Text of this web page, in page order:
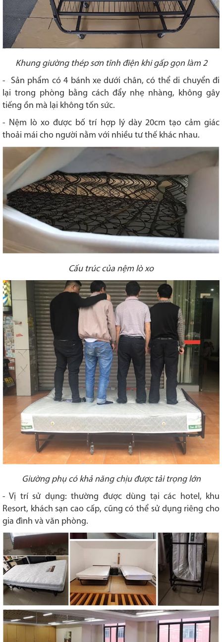
Khung giường thép sơn tĩnh điện khi gấp gọn làm 2
- Sản phẩm có 4 bánh xe dưới chân, có thể di chuyển đi
lại trong phòng bằng cách đẩy nhẹ nhàng, không gây
tiếng ồn mà lại không tốn sức.
- Nệm lò xo được bố trí hợp lý dày 20cm tạo cảm giác
thoải mái cho người nằm với nhiều tư thế khác nhau.
Cấu trúc của nệm lò xo
Giường phụ có khả năng chịu được tải trọng lớn
- Vị trí sử dụng: thường được dùng tại các hotel, khu
Resort, khách sạn cao cấp, cũng có thể sử dụng riêng cho
gia đình và văn phòng.